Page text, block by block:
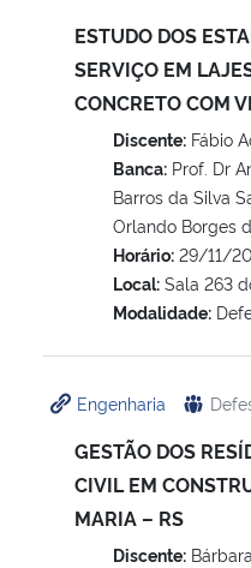
ESTUDO DOS
SERVIÇO EM
CONCRETO COM
Discente: Fábio
Banca: Prof. Dr
Barros da Silva
Orlando Borges
Horário: 29/11/
Local: Sala 263
Modalidade:
Engenharia
GESTÃO DOS
CIVIL EM
MARIA – RS
Discente: